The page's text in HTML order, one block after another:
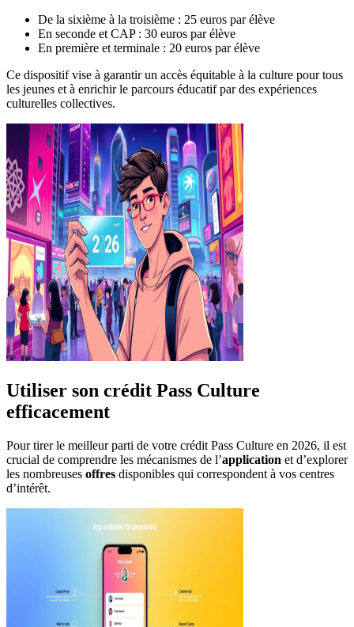
De la sixième à la troisième : 25 euros par élève
En seconde et CAP : 30 euros par élève
En première et terminale : 20 euros par élève
Ce dispositif vise à garantir un accès équitable à la culture pour tous
les jeunes et à enrichir le parcours éducatif par des expériences
culturelles collectives.
Utiliser son crédit Pass Culture
efficacement
Pour tirer le meilleur parti de votre crédit Pass Culture en 2026, il est
crucial de comprendre les mécanismes de l’application et d’explorer
les nombreuses offres disponibles qui correspondent à vos centres
d’intérêt.